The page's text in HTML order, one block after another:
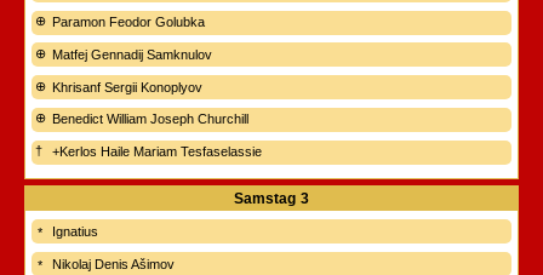
Paramon Feodor Golubka
Matfej Gennadij Samknulov
Khrisanf Sergii Konoplyov
Benedict William Joseph Churchill
+Kerlos Haile Mariam Tesfaselassie
Samstag 3
Ignatius
Nikolaj Denis Ašimov